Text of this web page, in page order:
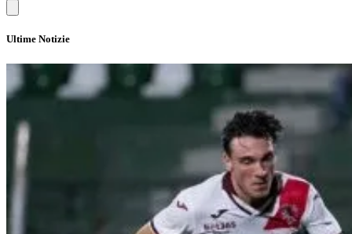
Ultime Notizie